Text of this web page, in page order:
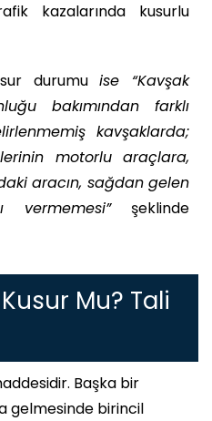
kazalarında kusurlu
durumuise “Kavşak
bakımından farklı
kavşaklarda;
motorlu araçlara,
aracın, sağdan gelen
vermemesi”şeklinde
Mu? Tali
Başka bir
gelmesinde birincil